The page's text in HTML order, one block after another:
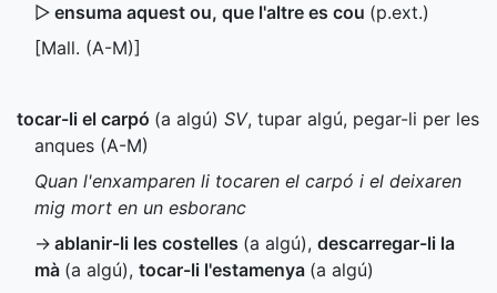
▷ ensuma aquest ou, que l'altre es cou (p.ext.)
[Mall. (A-M)]
tocar-li el carpó (a algú) SV, tupar algú, pegar-li per les
anques (A-M)
Quan l'enxamparen li tocaren el carpó i el deixaren
mig mort en un esboranc
→ ablanir-li les costelles (a algú), descarregar-li la
mà (a algú), tocar-li l'estamenya (a algú)